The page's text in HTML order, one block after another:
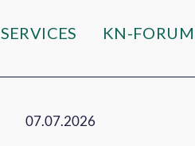
SERVICES KN-FORUM
07.07.2026